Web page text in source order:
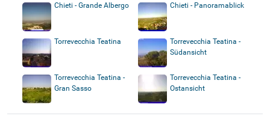
Chieti - Grande Albergo Chieti - Panoramablick
Torrevecchia Teatina
Torrevecchia Teatina -
Südansicht
Torrevecchia Teatina -
Gran Sasso
Torrevecchia Teatina -
Ostansicht